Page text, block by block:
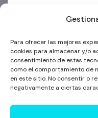
Para ofrecer las mejores
cookies para almacenar y/o
consentimiento de estas
como el comportamiento de
en este sitio. No consentir o
negativamente a ciertas